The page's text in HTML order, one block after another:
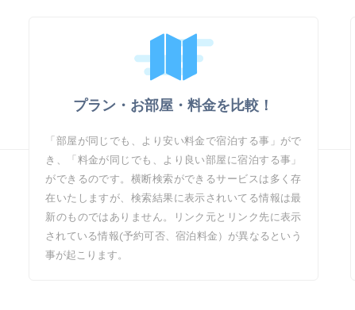
プラン・お部屋・料金を比較！
「部屋が同じでも、より安い料金で宿泊する事」がで
き、「料金が同じでも、より良い部屋に宿泊する事」
ができるのです。横断検索ができるサービスは多く存
在いたしますが、検索結果に表示されいてる情報は最
新のものではありません。リンク元とリンク先に表示
されている情報(予約可否、宿泊料金）が異なるという
事が起こります。